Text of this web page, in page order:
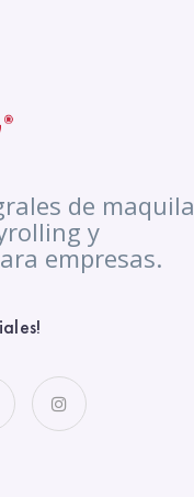
de maquila
y
empresas.